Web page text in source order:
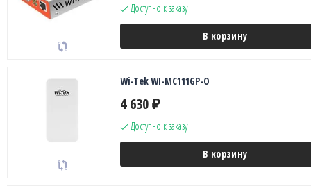
Доступно к заказу
В корзину
Wi-Tek WI-MC111GP-O
4 630 ₽
Доступно к заказу
В корзину